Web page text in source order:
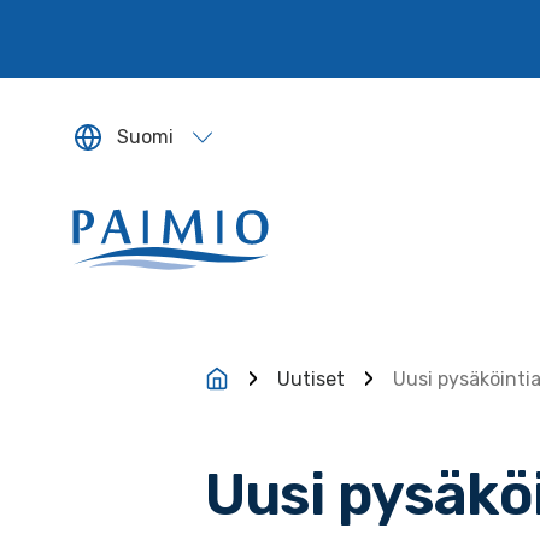
Suomi
Sivun kieleksi valitaan englanti.
Uutiset Uusi
Uusi